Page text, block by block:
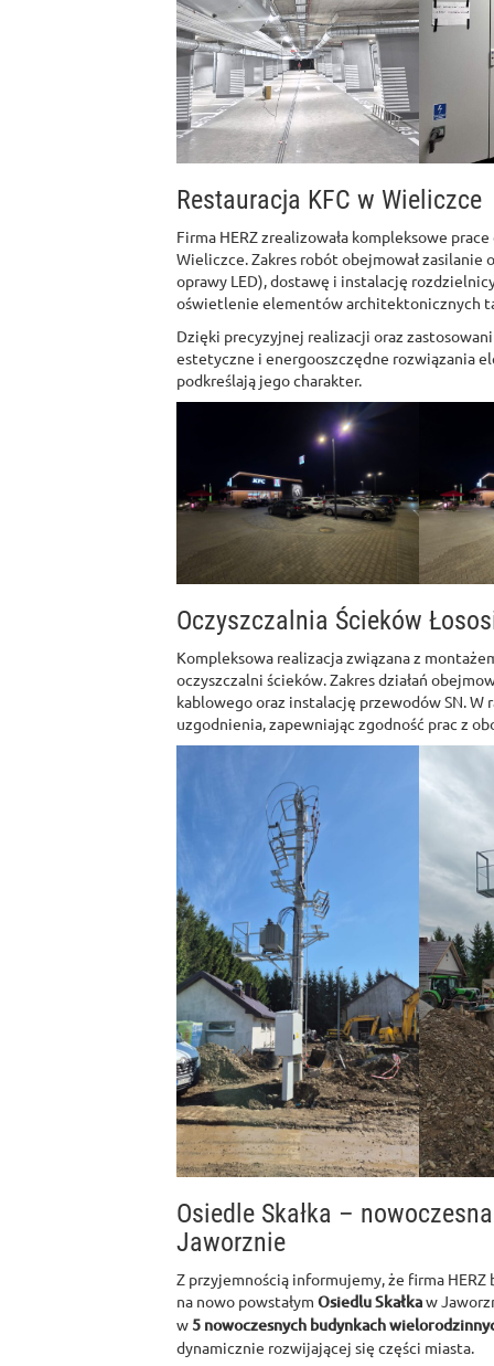
Restauracja KFC w Wieliczce
Firma HERZ zrealizowała kompleksowe
Wieliczce. Zakres robót obejmował
oprawy LED), dostawę i instalację
oświetlenie elementów architektonicznych
Dzięki precyzyjnej realizacji oraz
estetyczne i energooszczędne rozwiązania
podkreślają jego charakter.
Oczyszczalnia Ścieków
Kompleksowa realizacja związana z
oczyszczalni ścieków. Zakres działań
kablowego oraz instalację przewodów SN.
uzgodnienia, zapewniając zgodność prac z
Osiedle Skałka –
Jaworznie
Z przyjemnością informujemy, że firma
na nowo powstałym Osiedlu Skałkaw
w5 nowoczesnych budynkach
dynamicznie rozwijającej się części miasta.